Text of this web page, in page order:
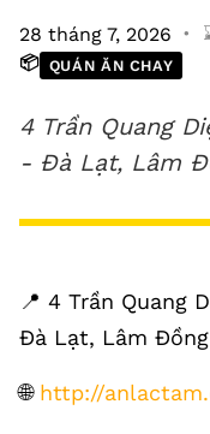
28 tháng 7, 2026
📦 QUÁN ĂN CHAY
4 Trần Quang
- Đà Lạt, Lâm
📍 4 Trần Quang
Đà Lạt, Lâm
🌐 http://